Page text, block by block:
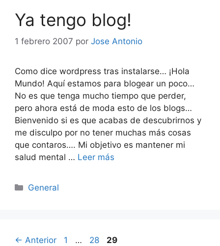
Ya tengo blog!
1 febrero 2007 por Jose Antonio
Como dice wordpress tras instalarse… ¡Hola
Mundo! Aquí estamos para blogear un poco…
No es que tenga mucho tiempo que perder,
pero ahora está de moda esto de los blogs…
Bienvenido si es que acabas de descubrirnos y
me disculpo por no tener muchas más cosas
que contaros…. Mi objetivo es mantener mi
salud mental … Leer más
Categorías
General
← Anterior Página
1 … Página
28 Página
29